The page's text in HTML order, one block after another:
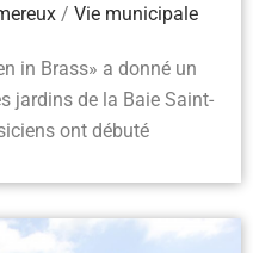
/ Vie municipale
in Brass» a donné un
jardins de la Baie Saint-
ont débuté